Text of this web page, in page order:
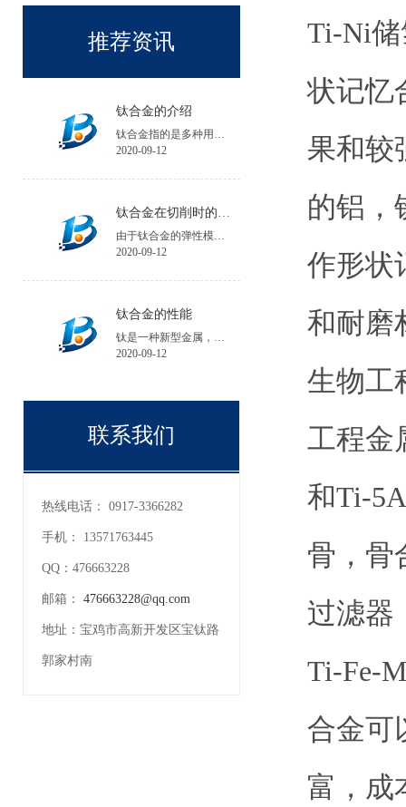
Ti-Ni储
状记忆
果和较
的铝，
作形状
和耐磨
生物工
工程金
和Ti-
骨，骨
过滤器
Ti-Fe-
合金可
富，成
推荐资讯
钛合金的介绍
钛合金指的是多种用钛与其他金属制成的合金金属。
2020-09-12
钛合金在切削时的注意事项
由于钛合金的弹性模量小，工件在加工中的夹紧变形和受力变形大，会降低工件的加工精度；工件安装时夹紧力不宜过大，必要时可增加辅助支承。
2020-09-12
钛合金的性能
钛是一种新型金属，钛的性能与所含碳、氮、氢、氧等杂质含量有关，碘化钛杂质含量不超过0.1%。
2020-09-12
联系我们
热线电话： 0917-3366282
手机： 13571763445
QQ： 476663228
邮箱： 476663228@qq.com
地址： 宝鸡市高新开发区宝钛路
郭家村南